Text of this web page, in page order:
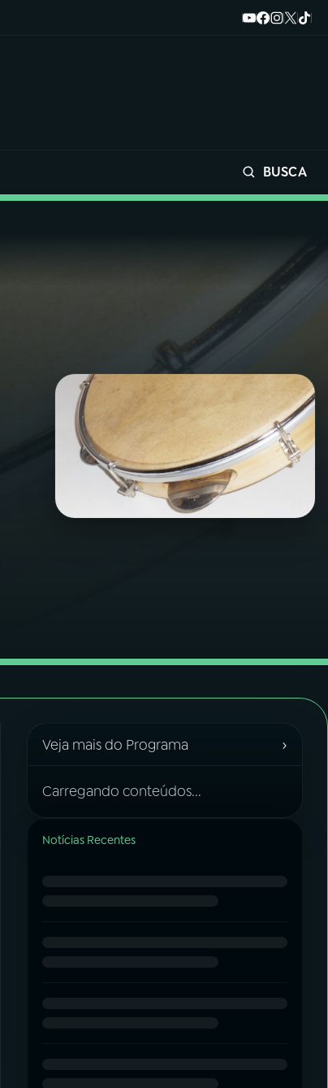
BUSCA
Veja mais do Programa ›
Carregando conteúdos...
Notícias Recentes